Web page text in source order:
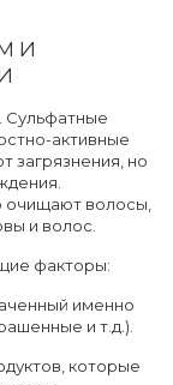
И
Сульфатные
активные
загрязнения, но
очищают волосы,
и волос.
факторы:
именно
и т.д.).
которые